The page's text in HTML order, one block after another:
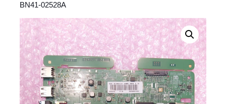
BN41-02528A